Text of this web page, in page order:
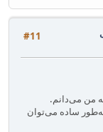
#11
من می‌دانم.
ساده می‌توان